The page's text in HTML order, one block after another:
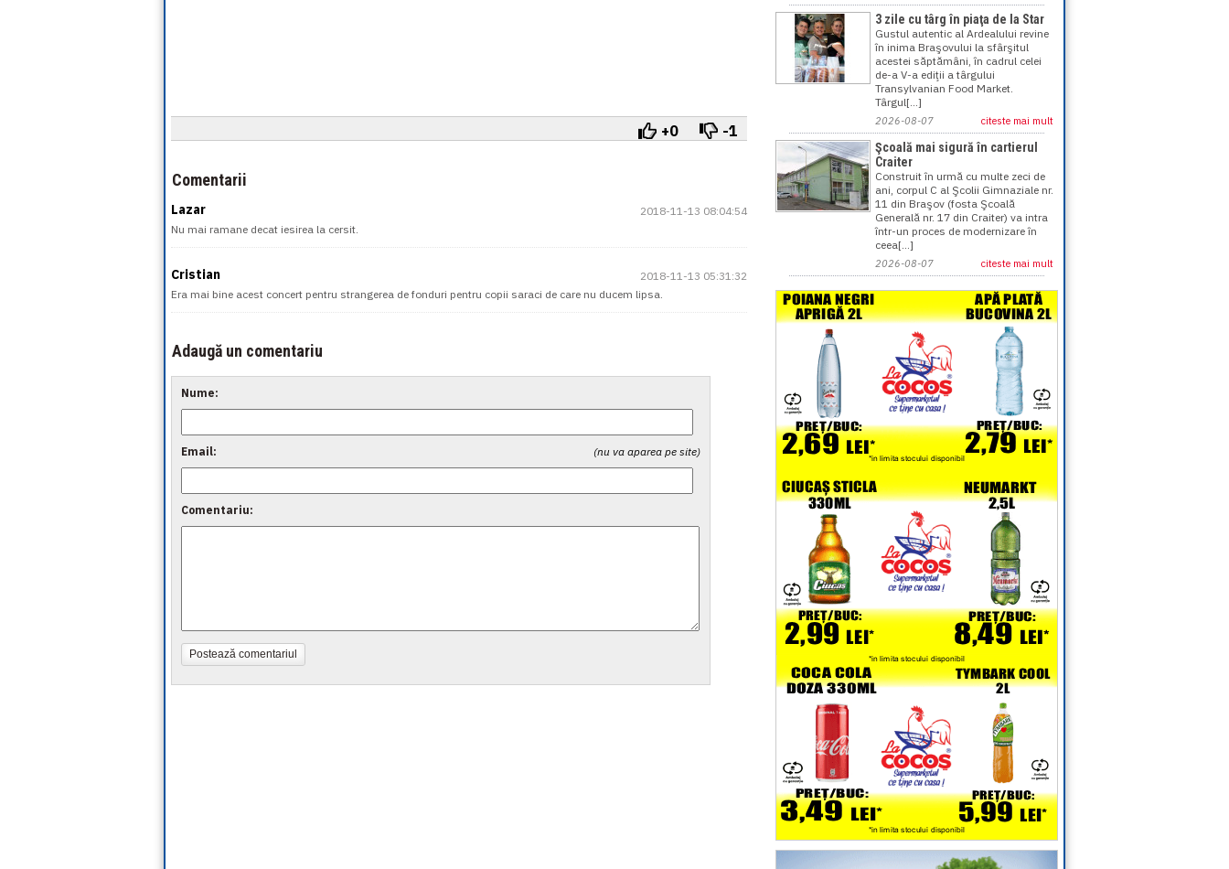
+0 -1
Comentarii
Lazar
2018-11-13 08:04:54
Nu mai ramane decat iesirea la cersit.
Cristian
2018-11-13 05:31:32
Era mai bine acest concert pentru strangerea de fonduri pentru copii saraci de care nu ducem lipsa.
Adaugă un comentariu
Nume:
(nu va aparea pe site)
Email:
Comentariu:
Postează comentariul
3 zile cu târg în piaţa de la Star
Gustul autentic al Ardealului revine
în inima Braşovului la sfârşitul
acestei săptămâni, în cadrul celei
de-a V-a ediţii a târgului
Transylvanian Food Market.
Târgul[...]
2026-08-07 citeste mai mult
Şcoală mai sigură în cartierul
Craiter
Construit în urmă cu multe zeci de
ani, corpul C al Şcolii Gimnaziale nr.
11 din Braşov (fosta Şcoală
Generală nr. 17 din Craiter) va intra
într-un proces de modernizare în
ceea[...]
2026-08-07 citeste mai mult